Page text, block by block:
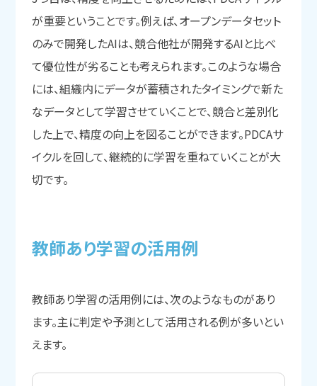
が重要ということです。例えば、オープンデータセット
のみで開発したAIは、競合他社が開発するAIと比べ
て優位性が劣ることも考えられます。このような場合
には、組織内にデータが蓄積されたタイミングで新た
なデータとして学習させていくことで、競合と差別化
した上で、精度の向上を図ることができます。PDCAサ
イクルを回して、継続的に学習を重ねていくことが大
切です。
教師あり学習の活用例
教師あり学習の活用例には、次のようなものがあり
ます。主に判定や予測として活用される例が多いとい
えます。